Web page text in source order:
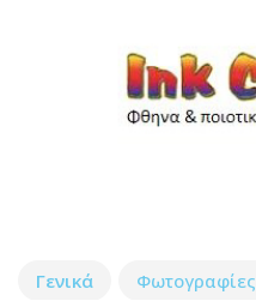
Γενικά Φωτογραφίες